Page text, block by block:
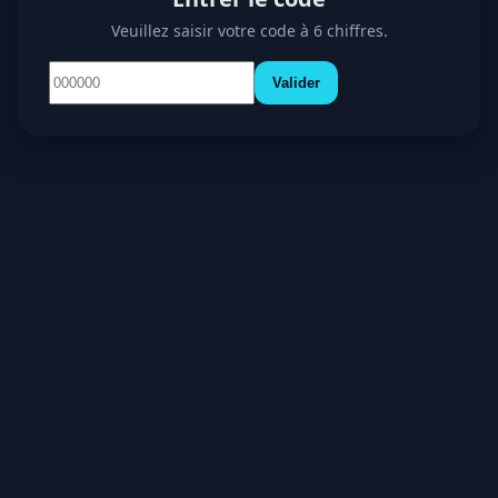
Veuillez saisir votre code à 6 chiffres.
Valider